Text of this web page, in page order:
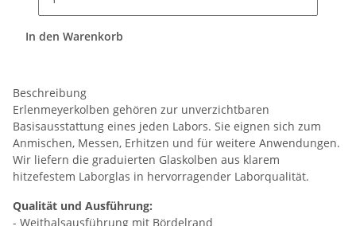
In den Warenkorb
Beschreibung
Erlenmeyerkolben gehören zur unverzichtbaren
Basisausstattung eines jeden Labors. Sie eignen sich zum
Anmischen, Messen, Erhitzen und für weitere Anwendungen.
Wir liefern die graduierten Glaskolben aus klarem
hitzefestem Laborglas in hervorragender Laborqualität.
Qualität und Ausführung:
- Weithalsausführung mit Bördelrand